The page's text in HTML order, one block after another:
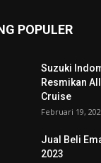
POPULER
Suzuki
Resmikan
Cruise
Februari 19,
Jual Beli
2023